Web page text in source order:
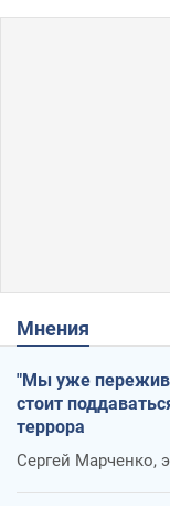
Мнения
"Мы уже
стоит
террора
Сергей Марченко,